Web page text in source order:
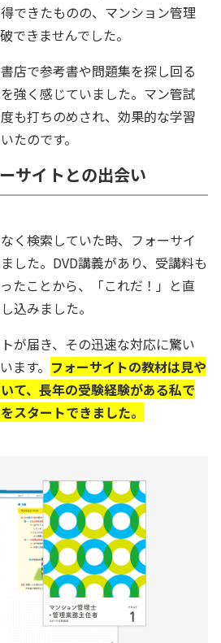
できたものの、マンション管理
できませんでした。
店で参考書や問題集を探し回る
強く感じていました。マン管試
も打ちのめされ、効果的な学習
たのです。
サイトとの出会い
く検索していた時、フォーサイ
した。DVD講義があり、受講料も
たことから、「これだ！」と直
込みました。
が届き、その迅速な対応に驚い
ます。 フォーサイトの教材は見や
て、長年の受験経験がある私で
スタートできました。